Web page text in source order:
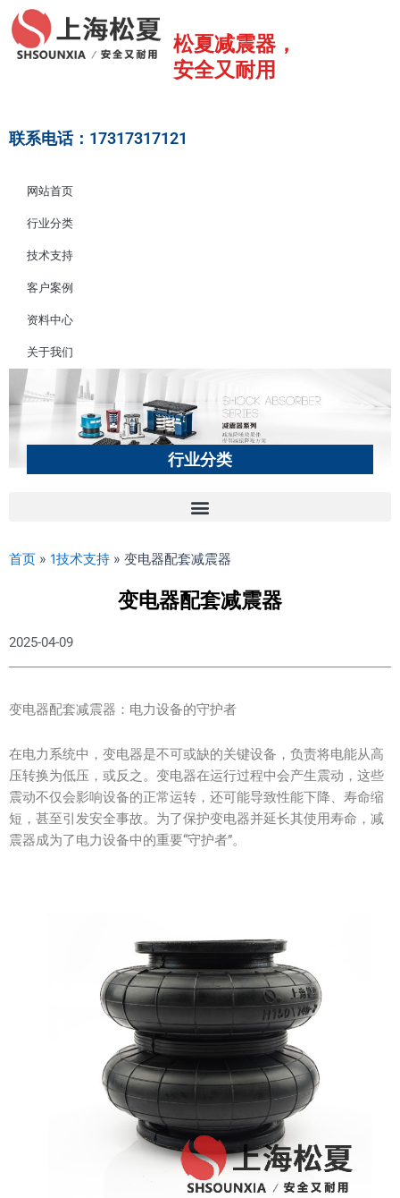
至
松夏减震器，
安全又耐用
联系电话：17317317121
网站首页
行业分类
技术支持
客户案例
资料中心
关于我们
行业分类
首页 » 1技术支持 » 变电器配套减震器
变电器配套减震器
2025-04-09
变电器配套减震器：电力设备的守护者
在电力系统中，变电器是不可或缺的关键设备，负责将电能从高
压转换为低压，或反之。变电器在运行过程中会产生震动，这些
震动不仅会影响设备的正常运转，还可能导致性能下降、寿命缩
短，甚至引发安全事故。为了保护变电器并延长其使用寿命，减
震器成为了电力设备中的重要“守护者”。